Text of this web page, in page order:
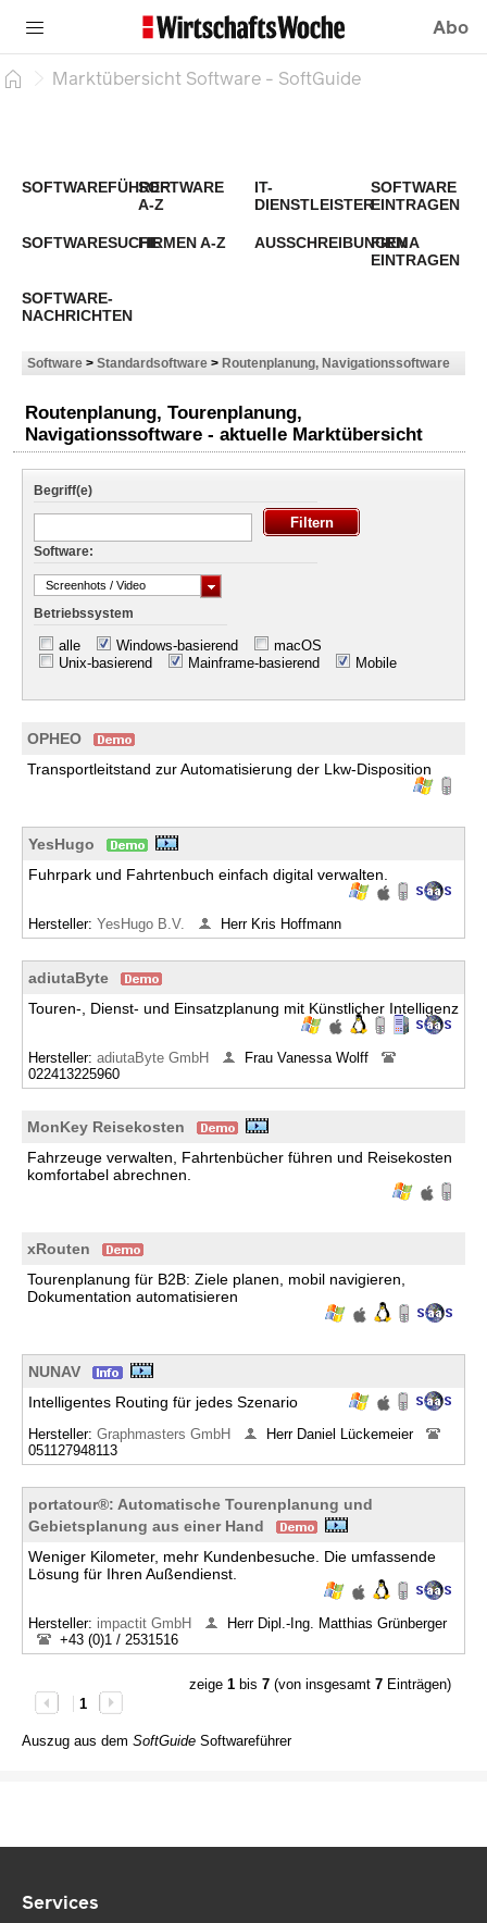
Abo
Marktübersicht Software - SoftGuide
SOFTWAREFÜHRERSOFTWARE
A-Z
IT-
DIENSTLEISTER
SOFTWARE
EINTRAGEN
SOFTWARESUCHEFIRMEN A-Z AUSSCHREIBUNGEN
FIRMA
EINTRAGEN
SOFTWARE-
NACHRICHTEN
Software > Standardsoftware > Routenplanung, Navigationssoftware
Routenplanung, Tourenplanung,
Navigationssoftware - aktuelle Marktübersicht
Begriff(e)
Software:
Screenhots / Video
Betriebssystem
alle Windows-basierend
macOS
Unix-basierend
Mainframe-basierend Mobile
OPHEO
Transportleitstand zur Automatisierung der Lkw-Disposition
YesHugo
Fuhrpark und Fahrtenbuch einfach digital verwalten.
Hersteller: YesHugo B.V. Herr Kris Hoffmann
adiutaByte
Touren-, Dienst- und Einsatzplanung mit Künstlicher Intelligenz
Hersteller: adiutaByte GmbH
Frau Vanessa Wolff
022413225960
MonKey Reisekosten
Fahrzeuge verwalten, Fahrtenbücher führen und Reisekosten
komfortabel abrechnen.
xRouten
Tourenplanung für B2B: Ziele planen, mobil navigieren,
Dokumentation automatisieren
NUNAV
Intelligentes Routing für jedes Szenario
Hersteller: Graphmasters GmbH
Herr Daniel Lückemeier
051127948113
portatour®: Automatische Tourenplanung und
Gebietsplanung aus einer Hand
Weniger Kilometer, mehr Kundenbesuche. Die umfassende
Lösung für Ihren Außendienst.
Hersteller: impactit GmbH
Herr Dipl.-Ing. Matthias Grünberger
+43 (0)1 / 2531516
zeige 1bis 7(von insgesamt 7Einträgen)
1
Auszug aus dem SoftGuide Softwareführer
Services